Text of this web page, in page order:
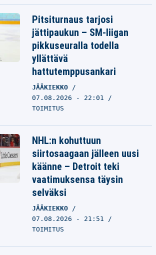
Pitsiturnaus tarjosi
jättipaukun – SM-liigan
pikkuseuralla todella
yllättävä
hattutemppusankari
JÄÄKIEKKO
07.08.2026 - 22:01
TOIMITUS
NHL:n kohuttuun
siirtosaagaan jälleen uusi
käänne – Detroit teki
vaatimuksensa täysin
selväksi
JÄÄKIEKKO
07.08.2026 - 21:51
TOIMITUS